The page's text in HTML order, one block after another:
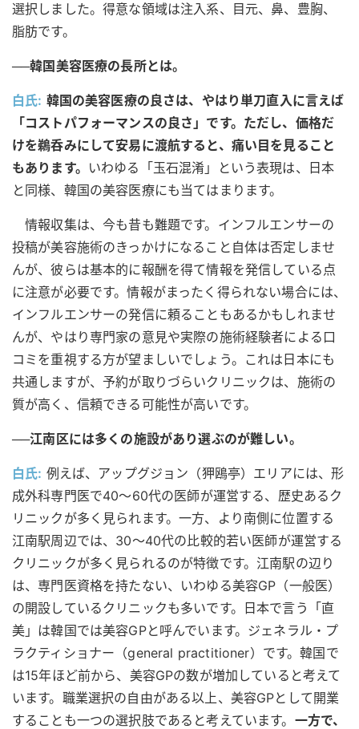
選択しました。得意な領域は注入系、目元、鼻、豊胸、
脂肪です。
──韓国美容医療の長所とは。
白氏: 韓国の美容医療の良さは、やはり単刀直入に言えば
「コストパフォーマンスの良さ」です。ただし、価格だ
けを鵜呑みにして安易に渡航すると、痛い目を見ること
もあります。 いわゆる「玉石混淆」という表現は、日本
と同様、韓国の美容医療にも当てはまります。
情報収集は、今も昔も難題です。インフルエンサーの
投稿が美容施術のきっかけになること自体は否定しませ
んが、彼らは基本的に報酬を得て情報を発信している点
に注意が必要です。情報がまったく得られない場合には、
インフルエンサーの発信に頼ることもあるかもしれませ
んが、やはり専門家の意見や実際の施術経験者による口
コミを重視する方が望ましいでしょう。これは日本にも
共通しますが、予約が取りづらいクリニックは、施術の
質が高く、信頼できる可能性が高いです。
──江南区には多くの施設があり選ぶのが難しい。
白氏: 例えば、アップグジョン（狎鴎亭）エリアには、形
成外科専門医で40〜60代の医師が運営する、歴史あるク
リニックが多く見られます。一方、より南側に位置する
江南駅周辺では、30〜40代の比較的若い医師が運営する
クリニックが多く見られるのが特徴です。江南駅の辺り
は、専門医資格を持たない、いわゆる美容GP（一般医）
の開設しているクリニックも多いです。日本で言う「直
美」は韓国では美容GPと呼んでいます。ジェネラル・プ
ラクティショナー（general practitioner）です。韓国で
は15年ほど前から、美容GPの数が増加していると考えて
います。職業選択の自由がある以上、美容GPとして開業
することも一つの選択肢であると考えています。 一方で、